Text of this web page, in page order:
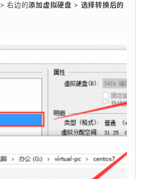
> 右边的添加虚拟硬盘 > 选择转换后的